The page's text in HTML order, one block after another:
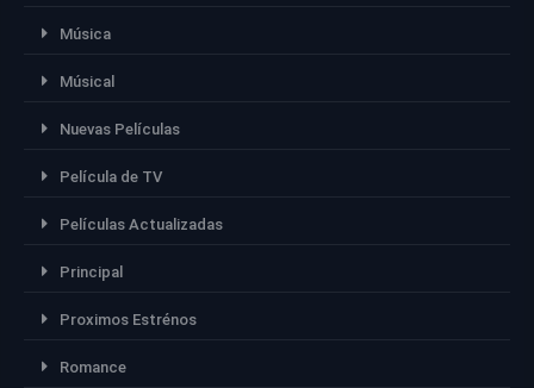
Música
Músical
Nuevas Películas
Película de TV
Películas Actualizadas
Principal
Proximos Estrénos
Romance